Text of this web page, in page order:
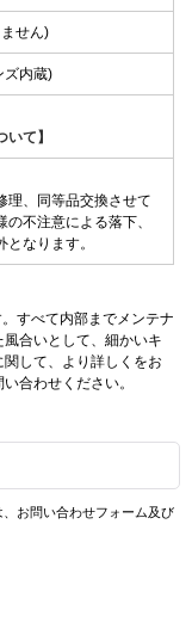
せん)
ズ内蔵)
いて】
理、同等品交換させて
不注意による落下、
なります。
すべて内部までメンテナ
合いとして、細かいキ
して、より詳しくをお
合わせください。
お問い合わせフォーム及び